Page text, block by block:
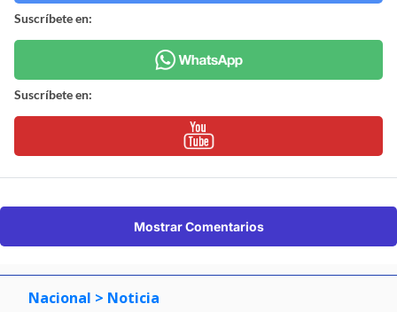
Suscríbete en:
Suscríbete en:
Mostrar Comentarios
Nacional > Noticia